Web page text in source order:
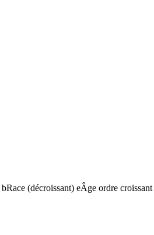
bRace (décroissant) eÂge ordre croissant